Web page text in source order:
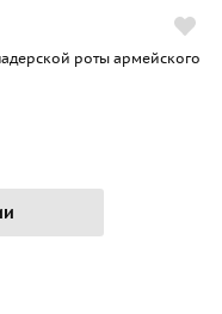
роты армейского